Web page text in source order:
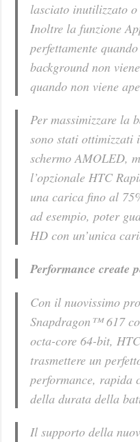
lasciato inutilizzato
Inoltre la funzione
perfettamente
background non
quando non viene
Per massimizzare la
sono stati ottimizzati
schermo AMOLED,
l’opzionale HTC
una carica fino al
ad esempio, poter
HD con un’unica
Performance create
Con il nuovissimo
Snapdragon™ 617
octa-core 64-bit,
trasmettere un
performance, rapida
della durata della
Il supporto della